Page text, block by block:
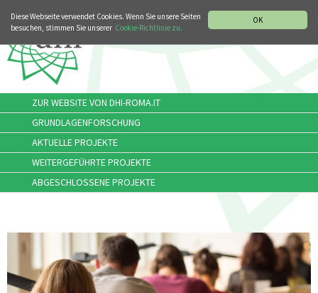
OK
Diese Webseite verwendet Cookies. Wenn Sie unsere Seiten
besuchen, stimmen Sie unserer Cookie-Richtlinie zu.
ZUR WEBSITE VON DHI-ROMA.IT
GRUNDLAGENFORSCHUNG
AKTUELLE PROJEKTE
WEITERGEFÜHRTE PROJEKTE
ABGESCHLOSSENE PROJEKTE